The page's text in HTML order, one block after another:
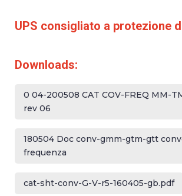
UPS consigliato a protezione
Downloads:
0 04-200508 CAT COV-FREQ MM-
rev 06
180504 Doc conv-gmm-gtm-gtt
frequenza
cat-sht-conv-G-V-r5-160405-gb.pdf